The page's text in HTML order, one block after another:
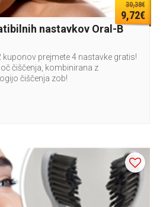
30,38€
9,72€
nastavkov Oral-B
kuponov prejmete 4 nastavke gratis!
čiščenja, kombinirana z
čiščenja zob!